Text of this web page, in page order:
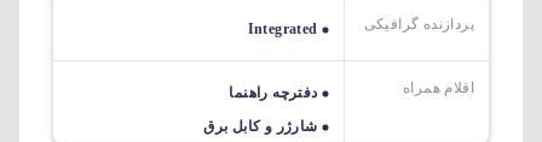
پردازنده گرافیکی Integrated
اقلام همراه
دفترچه راهنما
شارژر و کابل برق